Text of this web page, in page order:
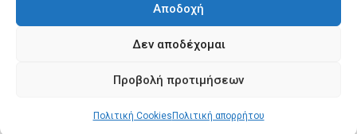
Αποδοχή
Δεν αποδέχομαι
Προβολή προτιμήσεων
Πολιτική Cookies Πολιτική απορρήτου